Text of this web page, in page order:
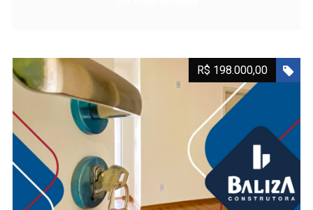
R$ 198.000,00